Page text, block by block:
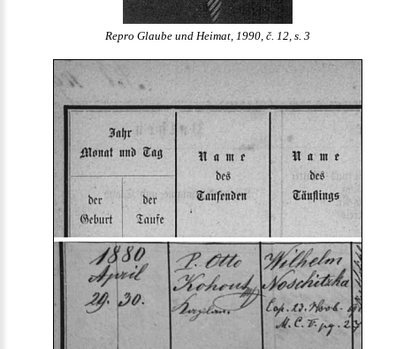
Repro Glaube und Heimat, 1990, č. 12, s. 3